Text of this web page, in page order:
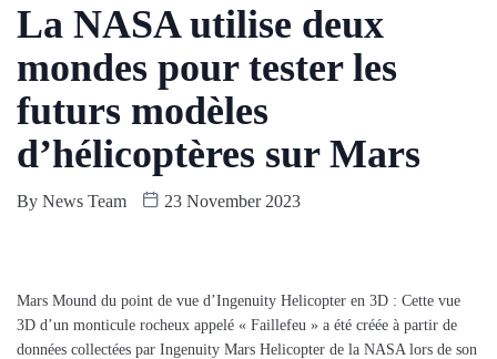
La NASA utilise deux
mondes pour tester les
futurs modèles
d’hélicoptères sur Mars
By News Team 23 November 2023
Mars Mound du point de vue d’Ingenuity Helicopter en 3D : Cette vue
3D d’un monticule rocheux appelé « Faillefeu » a été créée à partir de
données collectées par Ingenuity Mars Helicopter de la NASA lors de son